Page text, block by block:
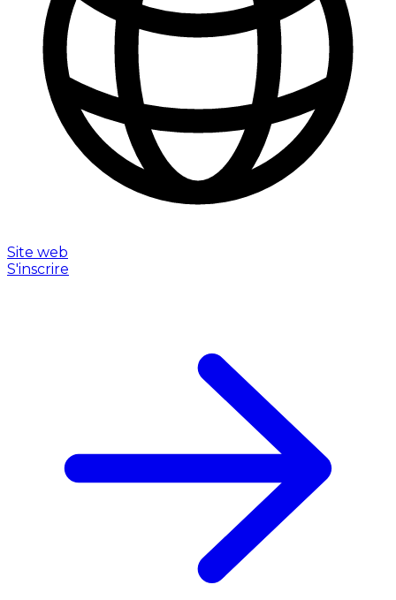
Site web
S'inscrire